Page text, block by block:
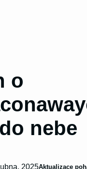
o
nebe
2025Aktualizace